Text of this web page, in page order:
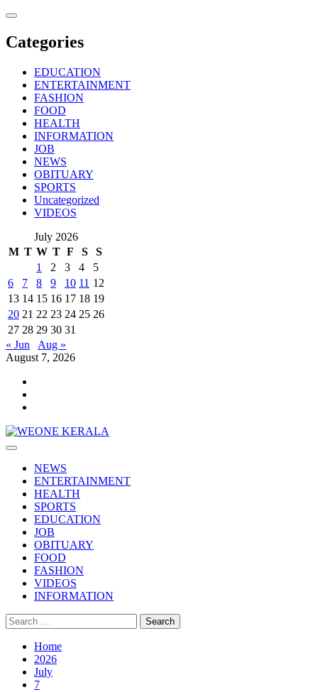
Skip
content
Categories
EDUCATION
ENTERTAINMENT
FASHION
FOOD
HEALTH
INFORMATION
JOB
NEWS
OBITUARY
SPORTS
Uncategorized
VIDEOS
July 2026
M T W T F S
S
1
2 3 4
5
6
7 8 9 10 11 12
13 14 15 16 17 18 19
20 21 22 23 24 25 26
27 28 29 30 31
« Jun
Aug »
August 7, 2026
Primary
NEWS
ENTERTAINMENT
HEALTH
SPORTS
EDUCATION
JOB
OBITUARY
FOOD
FASHION
VIDEOS
INFORMATION
Search
for:
Home
2026
July
7